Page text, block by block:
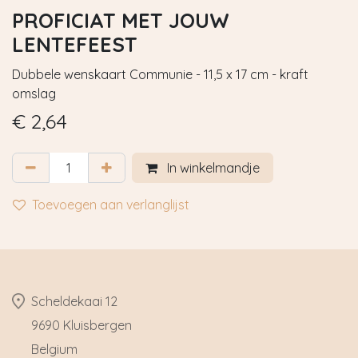
PROFICIAT MET JOUW
LENTEFEEST
Dubbele wenskaart Communie - 11,5 x 17 cm - kraft
omslag
€ 2,64
In winkelmandje
Toevoegen aan verlanglijst
​Scheldekaai 12
9690 Kluisbergen
​Belgium